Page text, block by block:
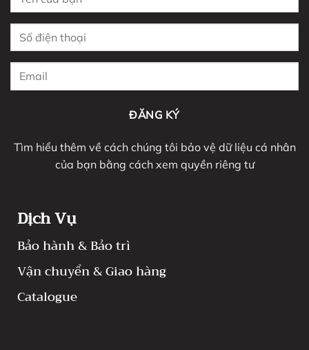
Tìm hiểu thêm về cách chúng tôi bảo vệ dữ liệu cá nhân
của bạn bằng cách xem quyền riêng tư
Dịch Vụ
Bảo hành & Bảo trì
Vận chuyển & Giao hàng
Catalogue